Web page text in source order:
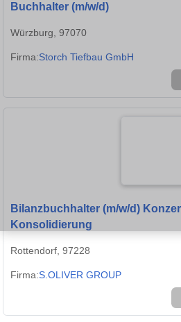
Buchhalter (m/w/d)
Würzburg, 97070
Firma:Storch Tiefbau GmbH
Bilanzbuchhalter (m/w/d)
Konsolidierung
Rottendorf, 97228
Firma:S.OLIVER GROUP